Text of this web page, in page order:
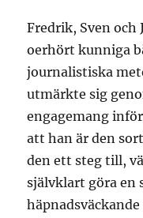
Fredrik, Sven och
oerhört kunniga
journalistiska
utmärkte sig
engagemang
att han är den
den ett steg till,
självklart göra en